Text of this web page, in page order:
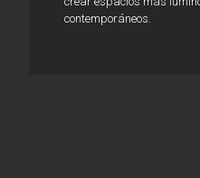
contemporáneos.